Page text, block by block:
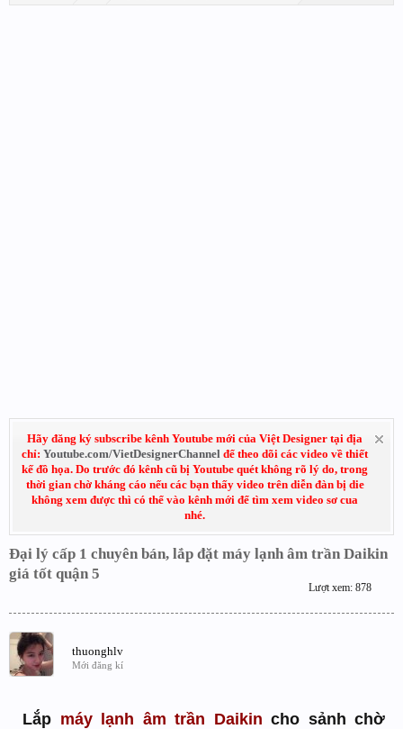
Hãy đăng ký subscribe kênh Youtube mới của Việt Designer tại địa
chỉ: Youtube.com/VietDesignerChannel để theo dõi các video về thiết
kế đồ họa. Do trước đó kênh cũ bị Youtube quét không rõ lý do, trong
thời gian chờ kháng cáo nếu các bạn thấy video trên diễn đàn bị die
không xem được thì có thể vào kênh mới để tìm xem video sơ cua
nhé.
Đại lý cấp 1 chuyên bán, lắp đặt máy lạnh âm trần Daikin
giá tốt quận 5
Lượt xem: 878
thuonghlv
Mới đăng kí
Lắp máy lạnh âm trần Daikin cho sảnh chờ